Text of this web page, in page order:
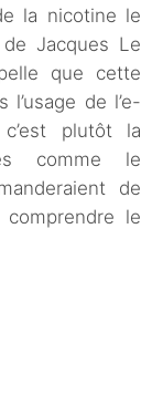
la nicotine le
Jacques Le
que cette
l’usage de l’e-
plutôt la
comme le
de
le